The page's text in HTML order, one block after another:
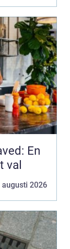
En
val
augusti 2026